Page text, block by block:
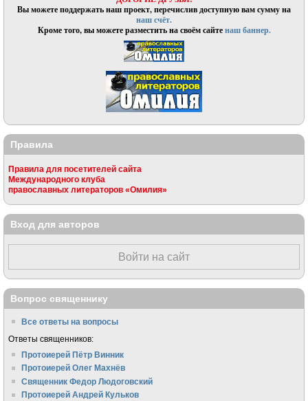
Вы можете поддержать наш проект, перечислив доступную вам сумму на
наш счёт.
Кроме того, вы можете разместить на своём сайтенаш баннер.
Правила
Правила для посетителей сайта
Международного клуба
православных литераторов «Омилия»
Вход для авторов
Войти на сайт
Вопрос священнику
Все ответы на вопросы
Ответы священников:
Протоиерей Пётр Винник
Протоиерей Олег Махнёв
Священник Федор Людоговский
Протоиерей Андрей Кульков